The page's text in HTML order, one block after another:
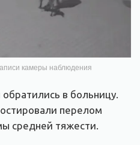
камеры наблюдения
в больницу.
перелом
средней тяжести.